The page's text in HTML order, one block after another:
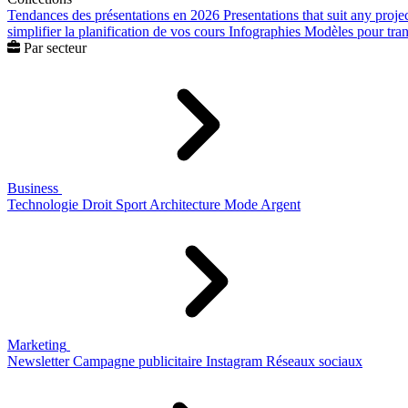
Tendances des présentations en 2026 Presentations that suit any
simplifier la planification de vos cours Infographies Modèles pour
Par secteur
Business
Technologie Droit Sport Architecture Mode Argent
Marketing
Newsletter Campagne publicitaire Instagram Réseaux sociaux